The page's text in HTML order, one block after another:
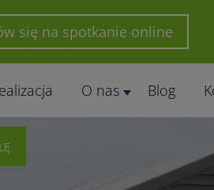
się na spotkanie online
O nas Blog